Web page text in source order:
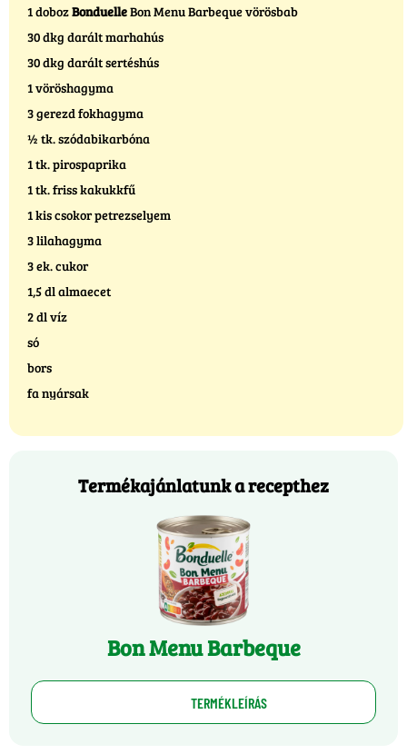
1 dobozBonduelleBon Menu Barbeque vörösbab
30 dkg darált marhahús
30 dkg darált sertéshús
1 vöröshagyma
3 gerezd fokhagyma
½ tk. szódabikarbóna
1 tk. pirospaprika
1 tk. friss kakukkfű
1 kis csokor petrezselyem
3 lilahagyma
3 ek. cukor
1,5 dl almaecet
2 dl víz
só
bors
fa nyársak
Termékajánlatunk a recepthez
Bon Menu Barbeque
TERMÉKLEÍRÁS